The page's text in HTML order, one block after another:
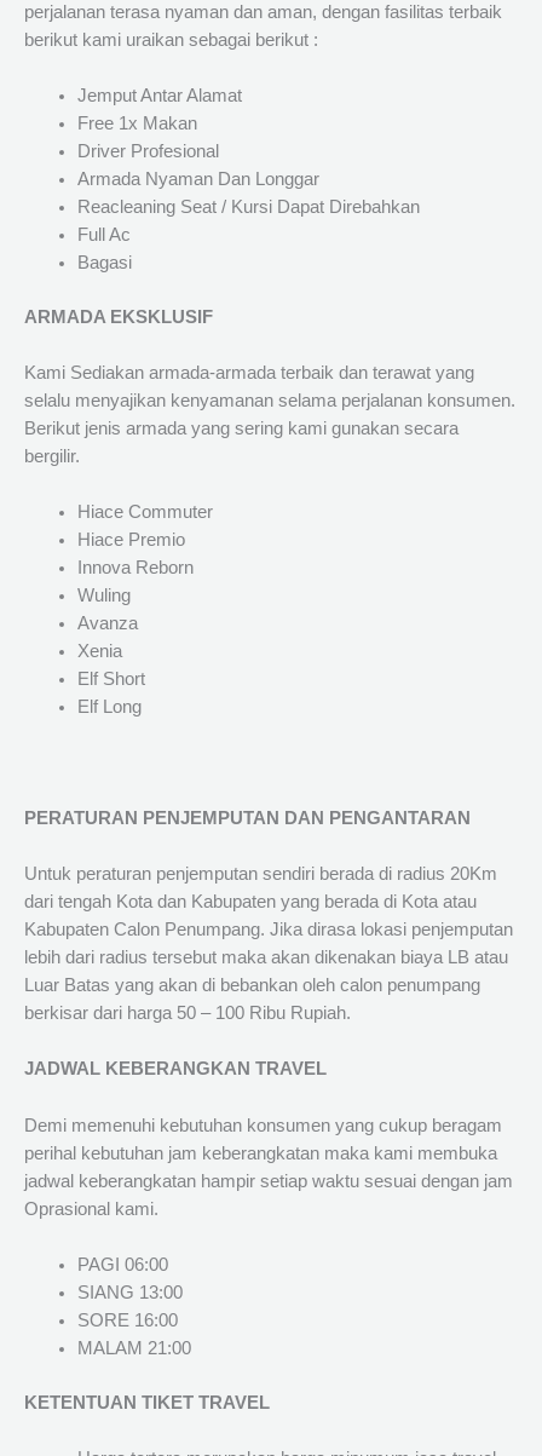
perjalanan terasa nyaman dan aman, dengan fasilitas terbaik
berikut kami uraikan sebagai berikut :
Jemput Antar Alamat
Free 1x Makan
Driver Profesional
Armada Nyaman Dan Longgar
Reacleaning Seat / Kursi Dapat Direbahkan
Full Ac
Bagasi
ARMADA EKSKLUSIF
Kami Sediakan armada-armada terbaik dan terawat yang
selalu menyajikan kenyamanan selama perjalanan konsumen.
Berikut jenis armada yang sering kami gunakan secara
bergilir.
Hiace Commuter
Hiace Premio
Innova Reborn
Wuling
Avanza
Xenia
Elf Short
Elf Long
PERATURAN PENJEMPUTAN DAN PENGANTARAN
Untuk peraturan penjemputan sendiri berada di radius 20Km
dari tengah Kota dan Kabupaten yang berada di Kota atau
Kabupaten Calon Penumpang. Jika dirasa lokasi penjemputan
lebih dari radius tersebut maka akan dikenakan biaya LB atau
Luar Batas yang akan di bebankan oleh calon penumpang
berkisar dari harga 50 – 100 Ribu Rupiah.
JADWAL KEBERANGKAN TRAVEL
Demi memenuhi kebutuhan konsumen yang cukup beragam
perihal kebutuhan jam keberangkatan maka kami membuka
jadwal keberangkatan hampir setiap waktu sesuai dengan jam
Oprasional kami.
PAGI 06:00
SIANG 13:00
SORE 16:00
MALAM 21:00
KETENTUAN TIKET TRAVEL